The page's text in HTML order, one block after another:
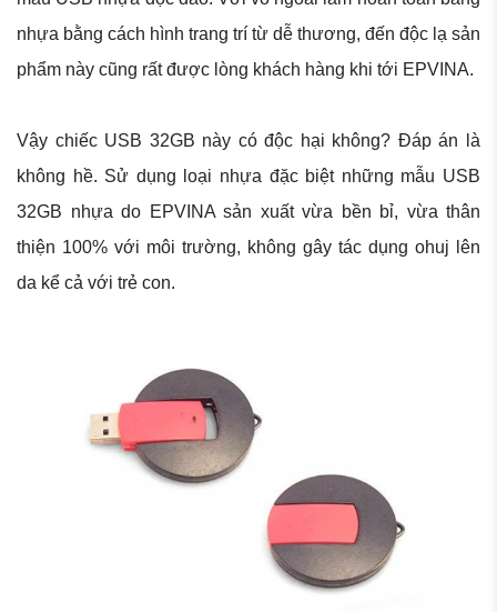
nhựa bằng cách hình trang trí từ dễ thương, đến độc lạ sản
phẩm này cũng rất được lòng khách hàng khi tới EPVINA.
Vậy chiếc USB 32GB này có độc hại không? Đáp án là
không hề. Sử dụng loại nhựa đặc biệt những mẫu USB
32GB nhựa do EPVINA sản xuất vừa bền bỉ, vừa thân
thiện 100% với môi trường, không gây tác dụng ohuj lên
da kể cả với trẻ con.